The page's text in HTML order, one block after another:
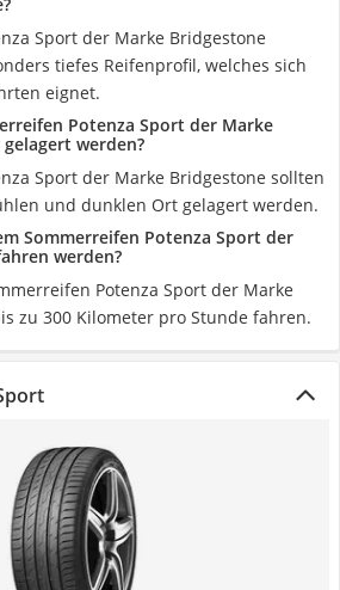
Sport der Marke Bridgestone
tiefes Reifenprofil, welches sich
eignet.
Potenza Sport der Marke
werden?
Sport der Marke Bridgestone sollten
und dunklen Ort gelagert werden.
Sommerreifen Potenza Sport der
werden?
Potenza Sport der Marke
zu 300 Kilometer pro Stunde fahren.